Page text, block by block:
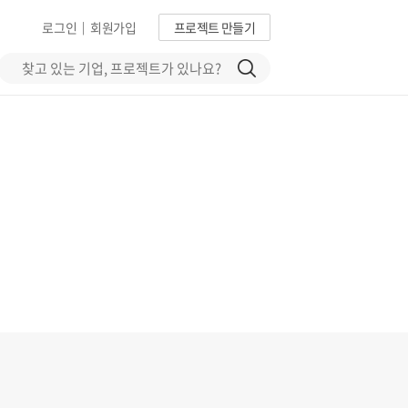
프로젝트 만들기
회원가입
|
로그인